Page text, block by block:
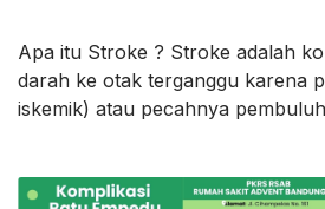
Apa itu Stroke ? Stroke adalah kondisi ketika pasokan
darah ke otak terganggu karena
iskemik) atau pecahnya
4. Perokok atau peminum alkohol 5. Trauma kepala